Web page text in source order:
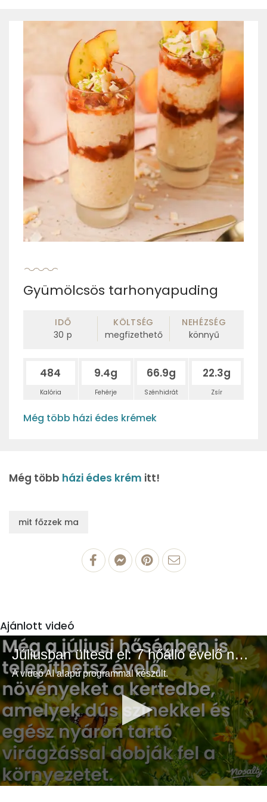
Gyümölcsös tarhonyapuding
IDŐ
30 p
KÖLTSÉG
megfizethető
NEHÉZSÉG
könnyű
484
Kalória
9.4g
Fehérje
66.9g
Szénhidrát
22.3g
Zsír
Még több házi édes krémek
Még több házi édes krém itt!
mit főzzek ma
Ajánlott videó
Júliusban ültesd el: 7 hőálló évelő növény a színes és buja kertért
A videó AI alapú programmal készült.